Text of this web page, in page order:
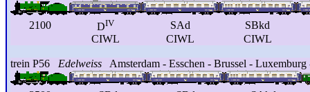
2100 DIV SAd
SBkd
CIWL
CIWL CIWL
trein P56 Edelweiss Amsterdam - Esschen - Brussel -